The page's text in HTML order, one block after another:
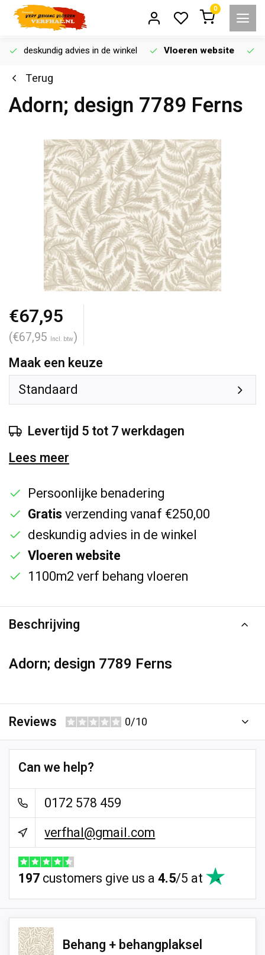
0
deskundig advies in de winkel Vloeren website
Terug
Adorn; design 7789 Ferns
€67,95
(€67,95 Incl. btw)
Maak een keuze
Standaard
Levertijd 5 tot 7 werkdagen
Lees meer
Persoonlijke benadering
Gratisverzending vanaf €250,00
deskundig advies in de winkel
Vloeren website
1100m2 verf behang vloeren
Beschrijving
Adorn; design 7789 Ferns
Reviews 0/10
Can we help?
0172 578 459
verfhal@gmail.com
197customers give us a4.5/5 at
Behang + behangplaksel